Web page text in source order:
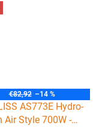
€82,92 –14 %
AS773E Hydro-
Air Style 700W -